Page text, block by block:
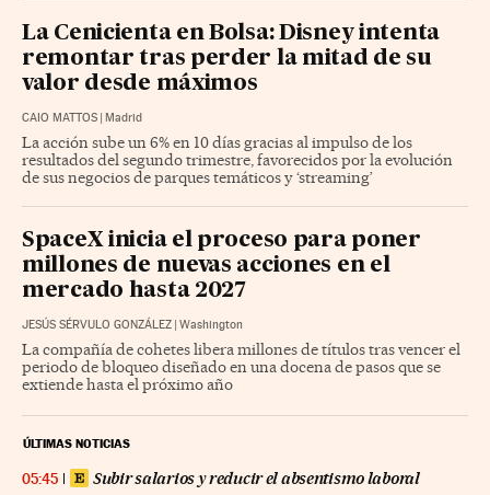
La Cenicienta en Bolsa: Disney intenta
remontar tras perder la mitad de su
valor desde máximos
CAIO MATTOS | Madrid
La acción sube un 6% en 10 días gracias al impulso de los
resultados del segundo trimestre, favorecidos por la evolución
de sus negocios de parques temáticos y ‘streaming’
SpaceX inicia el proceso para poner
millones de nuevas acciones en el
mercado hasta 2027
JESÚS SÉRVULO GONZÁLEZ | Washington
La compañía de cohetes libera millones de títulos tras vencer el
periodo de bloqueo diseñado en una docena de pasos que se
extiende hasta el próximo año
ÚLTIMAS NOTICIAS
05:45 Subir salarios y reducir el absentismo laboral